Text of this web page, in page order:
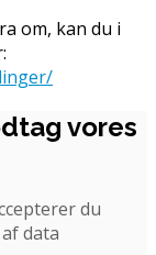
om, kan du i
vores
du
data